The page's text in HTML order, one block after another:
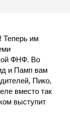
Теперь им
ФНФ. Во
и Памп вам
Пико,
вместо так
выступит